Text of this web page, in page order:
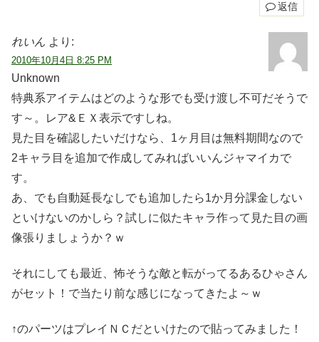
返信
れいん より:
2010年10月4日 8:25 PM
Unknown
特典系アイテムはどのような形でも受け渡し不可だそうで
す～。レア&ＥＸ表示ですしね。
見た目を確認したいだけなら、1ヶ月目は無料期間なので
2キャラ目を追加で作成してみればいいんジャマイカで
す。
あ、でも自動延長なしでも追加したら1か月分課金しない
といけないのかしら？試しに似たキャラ作って見た目の画
像張りましょうか？ｗ
それにしても最近、怖そうな敵と転がってるあるひゃさん
がセット！で当たり前な感じになってきたよ～ｗ
↑のパーツはプレイＮＣだといけたので貼ってみました！